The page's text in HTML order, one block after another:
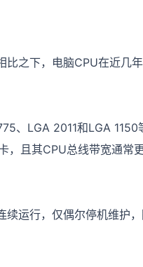
之下，电脑CPU在近几年
、LGA 2011和LGA
且其CPU总线带宽通常更
运行，仅偶尔停机维护